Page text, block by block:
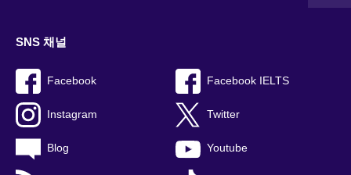
SNS 채널
Facebook Facebook IELTS
Instagram Twitter
Blog Youtube